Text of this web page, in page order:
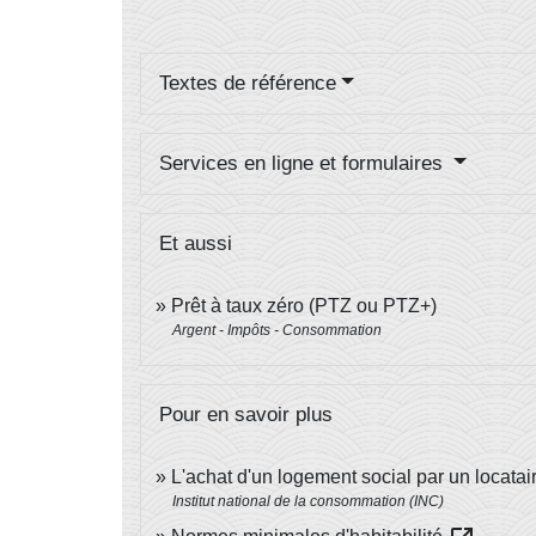
Textes de référence
Services en ligne et formulaires
Et aussi
Prêt à taux zéro (PTZ ou PTZ+)
Argent - Impôts - Consommation
Pour en savoir plus
L'achat d'un logement social par un
Institut national de la consommation (INC)